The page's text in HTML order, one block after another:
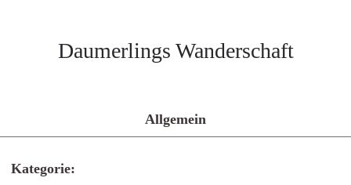
Daumerlings Wanderschaft
Allgemein
Kategorie: